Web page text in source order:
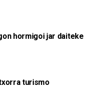
hormigoi jar daiteke
turismo